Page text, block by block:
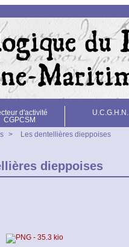
d'activité
CGPCSM
U.C.G.H.N.
> Les dentellières dieppoises
dieppoises